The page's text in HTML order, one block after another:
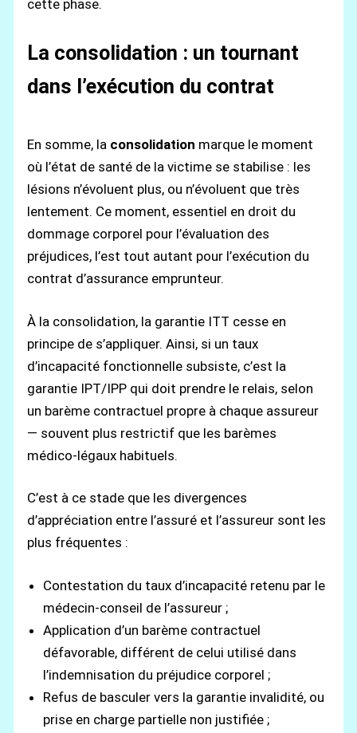
cette phase.
La consolidation : un tournant
dans l’exécution du contrat
En somme, la consolidation marque le moment
où l’état de santé de la victime se stabilise : les
lésions n’évoluent plus, ou n’évoluent que très
lentement. Ce moment, essentiel en droit du
dommage corporel pour l’évaluation des
préjudices, l’est tout autant pour l’exécution du
contrat d’assurance emprunteur.
À la consolidation, la garantie ITT cesse en
principe de s’appliquer. Ainsi, si un taux
d’incapacité fonctionnelle subsiste, c’est la
garantie IPT/IPP qui doit prendre le relais, selon
un barème contractuel propre à chaque assureur
— souvent plus restrictif que les barèmes
médico-légaux habituels.
C’est à ce stade que les divergences
d’appréciation entre l’assuré et l’assureur sont les
plus fréquentes :
Contestation du taux d’incapacité retenu par le
médecin-conseil de l’assureur ;
Application d’un barème contractuel
défavorable, différent de celui utilisé dans
l’indemnisation du préjudice corporel ;
Refus de basculer vers la garantie invalidité, ou
prise en charge partielle non justifiée ;